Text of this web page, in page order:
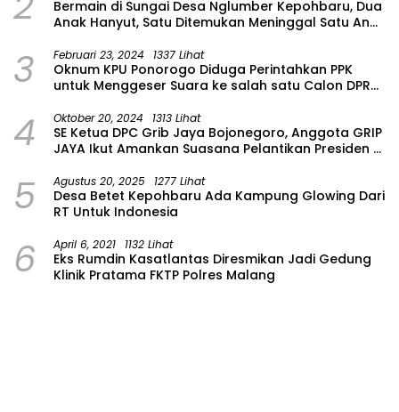
Bermain di Sungai Desa Nglumber Kepohbaru, Dua
Anak Hanyut, Satu Ditemukan Meninggal Satu Anak
3 Februari 23, 2024 1337 Lihat
Oknum KPU Ponorogo Diduga Perintahkan PPK
untuk Menggeser Suara ke salah satu Calon DPRD
4 Oktober 20, 2024 1313 Lihat
SE Ketua DPC Grib Jaya Bojonegoro, Anggota GRIP
JAYA Ikut Amankan Suasana Pelantikan Presiden di
5 Agustus 20, 2025 1277 Lihat
Desa Betet Kepohbaru Ada Kampung Glowing Dari
RT Untuk Indonesia
6 April 6, 2021 1132 Lihat
Eks Rumdin Kasatlantas Diresmikan Jadi Gedung
Klinik Pratama FKTP Polres Malang